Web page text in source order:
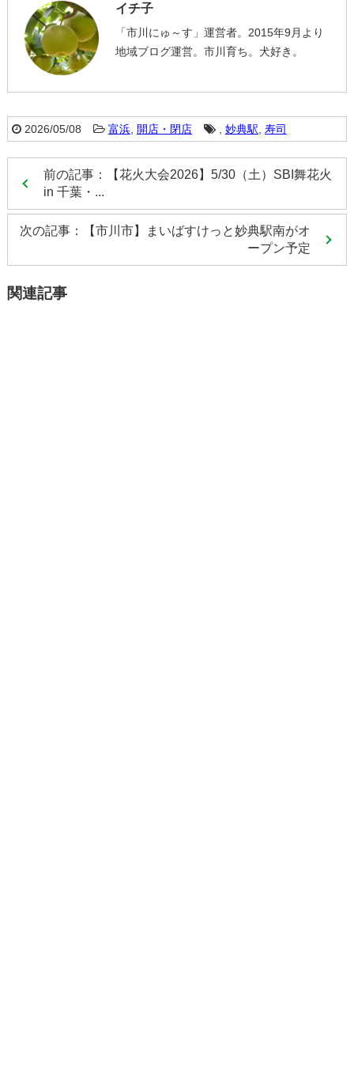
イチ子
「市川にゅ～す」運営者。2015年9月より
地域ブログ運営。市川育ち。犬好き。
2026/05/08 富浜, 開店・閉店 , 妙典駅 寿司
前の記事：【花火大会2026】5/30（土）SBI舞花火
in 千葉・...
次の記事：【市川市】まいばすけっと妙典駅南がオ
ープン予定
関連記事